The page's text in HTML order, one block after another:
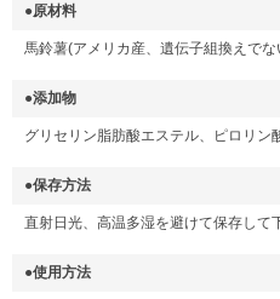
●原材料
馬鈴薯(アメリカ産、遺伝子組換えでな
●添加物
グリセリン脂肪酸エステル、ピロリン
●保存方法
直射日光、高温多湿を避けて保存して
●使用方法